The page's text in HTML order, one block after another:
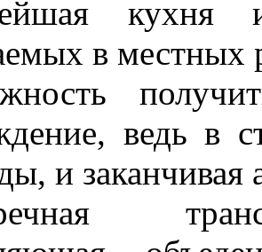
в местных
ведь в
и заканчивая